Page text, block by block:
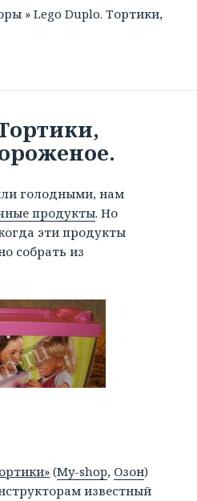
»Lego Duplo. Тортики,
голодными, нам
продукты. Но
эти продукты
собрать из
(My-shop, Озон)
известный